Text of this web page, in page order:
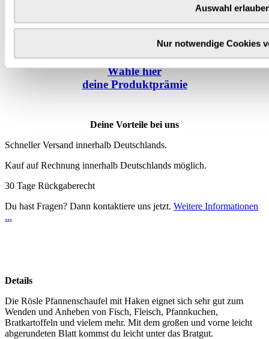
Auswahl
Nur notwendige Cookies
Wählehier
deine Produktprämie
Deine Vorteile bei uns
Schneller Versand innerhalb Deutschlands.
Kauf auf Rechnung innerhalb Deutschlands möglich.
30 Tage Rückgaberecht
Du hast Fragen? Dann kontaktiere uns jetzt. Weitere Informationen
...
Details
Die Rösle Pfannenschaufel mit Haken eignet sich sehr gut zum
Wenden und Anheben von Fisch, Fleisch, Pfannkuchen,
Bratkartoffeln und vielem mehr. Mit dem großen und vorne leicht
abgerundeten Blatt kommst du leicht unter das Bratgut.